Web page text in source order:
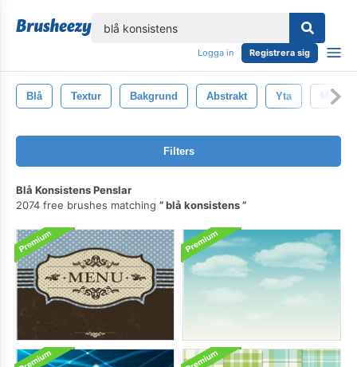
Logga in Registrera sig
Blå Textur Bakgrund Abstrakt Yta
Filters
Blå Konsistens Penslar
2074 free brushes matching
blå konsistens